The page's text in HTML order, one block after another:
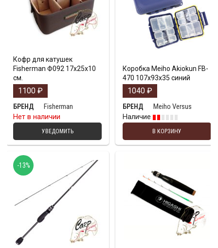
Кофр для катушек
Fisherman Ф092 17х25х10
см.
1100 ₽
БРЕНД
Fisherman
Нет в наличии
УВЕДОМИТЬ
Коробка Meiho Akiokun FB-
470 107x93x35 синий
1040 ₽
БРЕНД
Meiho Versus
Наличие
В КОРЗИНУ
-13%